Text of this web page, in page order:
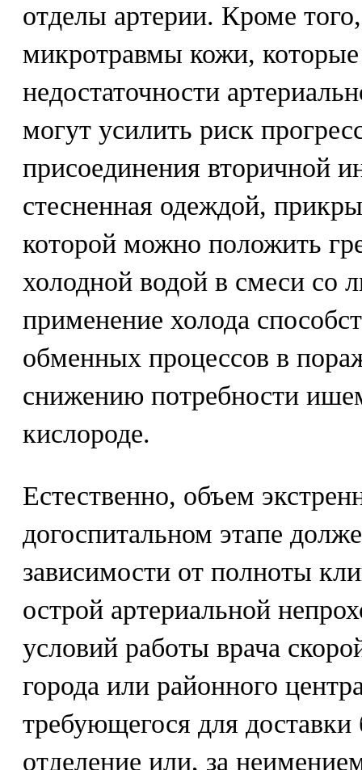
отделы артерии. Кроме
микротравмы кожи,
недостаточности
могут усилить риск
присоединения вторичной
стесненная одеждой,
которой можно положить
холодной водой в смеси со
применение холода
обменных процессов в
снижению потребности
кислороде.
Естественно, объем
догоспитальном этапе
зависимости от полноты
острой артериальной
условий работы врача
города или районного
требующегося для доставки
отделение или, за